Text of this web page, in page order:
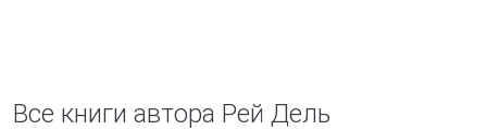
Все книги автора Рей Дель